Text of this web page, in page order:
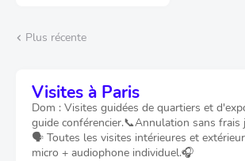
Plus récente
Visites à Paris
Dom : Visites guidées de quartiers et
guide conférencier.📞Annulation sans
🗣️ Toutes les visites intérieures et
micro + audiophone individuel.🎧